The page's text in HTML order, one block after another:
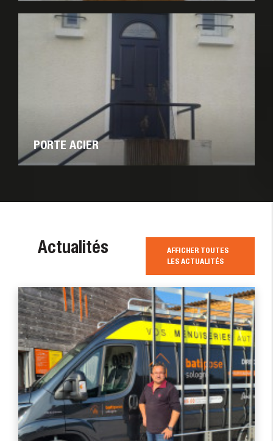
PORTE ACIER
Actualités
AFFICHER TOUTES
LES ACTUALITÉS